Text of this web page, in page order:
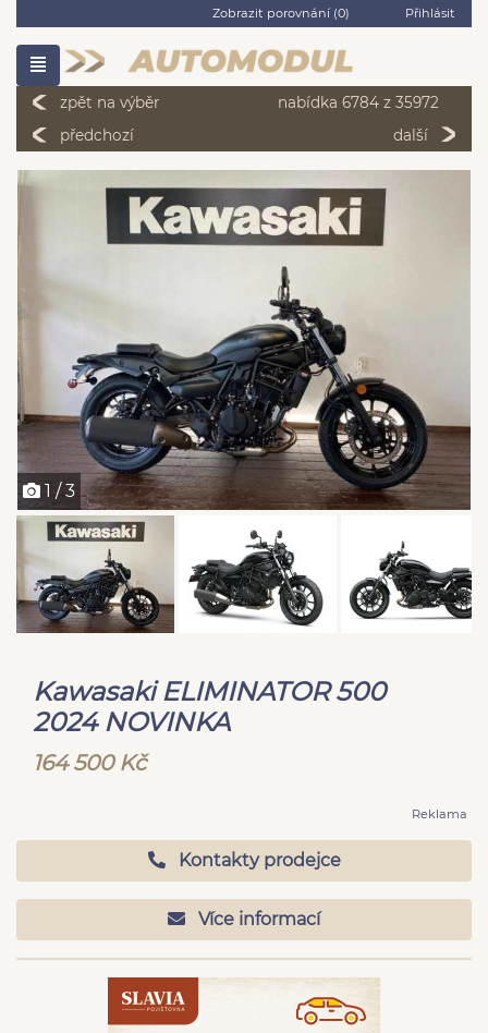
Zobrazit porovnání (0) Přihlásit
zpět na výběr
nabídka 6784 z 35972
předchozí
další
1 / 3
Kawasaki ELIMINATOR 500
2024 NOVINKA
164 500 Kč
Reklama
Kontakty prodejce
Více informací